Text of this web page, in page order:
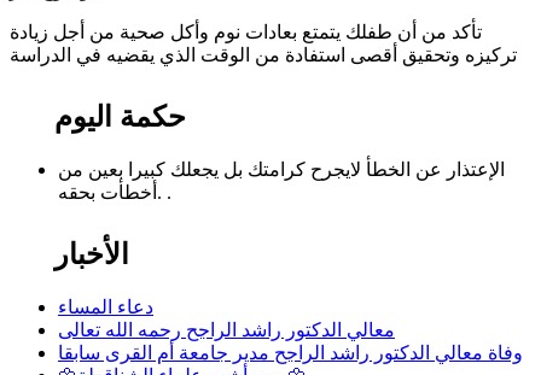
تأكد من أن طفلك يتمتع بعادات نوم وأكل صحية من أجل زيادة
تركيزه وتحقيق أقصى استفادة من الوقت الذي يقضيه في الدراسة
حكمة اليوم
الإعتذار عن الخطأ لايجرح كرامتك بل يجعلك كبيرا بعين من
أخطأت بحقه. .
الأخبار
دعاء المساء
معالي الدكتور راشد الراجح رحمه الله تعالى
وفاة معالي الدكتور راشد الراجح مدير جامعة أم القرى سابقا